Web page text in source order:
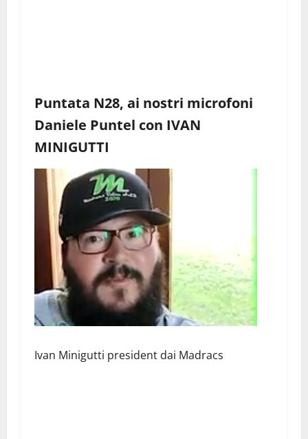
Puntata N28, ai nostri microfoni
Daniele Puntel con IVAN
MINIGUTTI
Ivan Minigutti president dai Madracs